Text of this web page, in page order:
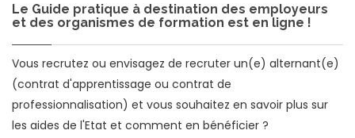
Le Guide pratique à destination des employeurs
et des organismes de formation est en ligne !
Vous recrutez ou envisagez de recruter un(e) alternant(e)
(contrat d'apprentissage ou contrat de
professionnalisation) et vous souhaitez en savoir plus sur
les aides de l'Etat et comment en bénéficier ?